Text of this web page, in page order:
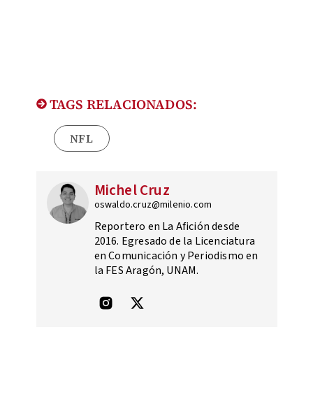
TAGS RELACIONADOS:
NFL
Michel Cruz
oswaldo.cruz@milenio.com
Reportero en La Afición desde
2016. Egresado de la Licenciatura
en Comunicación y Periodismo en
la FES Aragón, UNAM.